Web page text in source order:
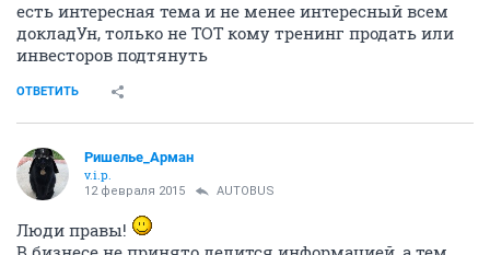
есть интересная тема и не менее интересный всем
докладУн, только не ТОТ кому тренинг продать или
инвесторов подтянуть
ОТВЕТИТЬ
Ришелье_Арман
v.i.p.
12 февраля 2015 AUTOBUS
Люди правы!